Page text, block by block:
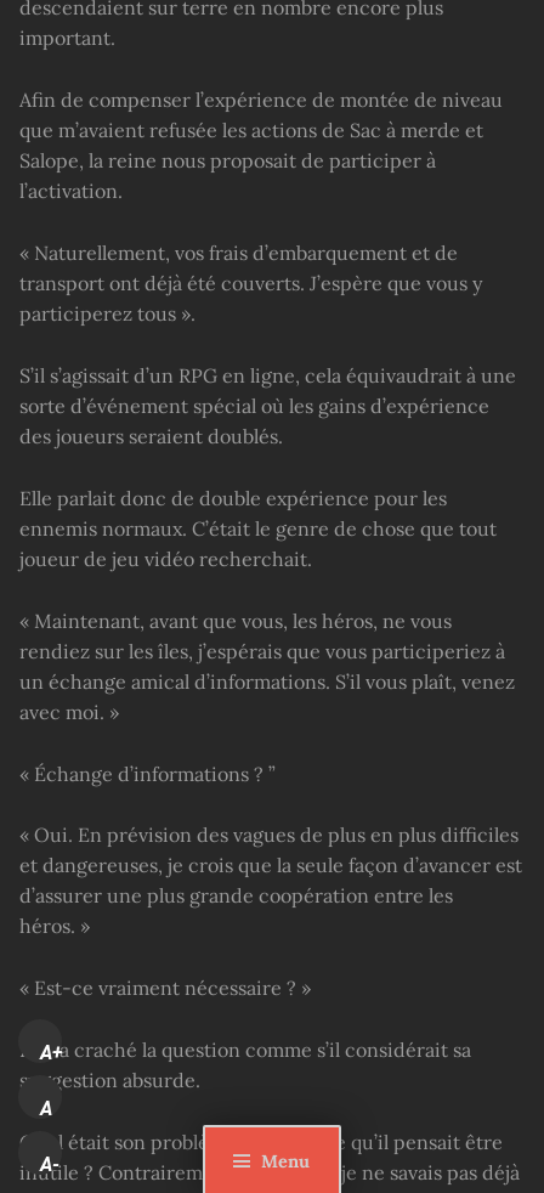
Menu
descendaient sur terre en nombre encore plus
important.
Afin de compenser l’expérience de montée de niveau
que m’avaient refusée les actions de Sac à merde et
Salope, la reine nous proposait de participer à
l’activation.
« Naturellement, vos frais d’embarquement et de
transport ont déjà été couverts. J’espère que vous y
participerez tous ».
S’il s’agissait d’un RPG en ligne, cela équivaudrait à une
sorte d’événement spécial où les gains d’expérience
des joueurs seraient doublés.
Elle parlait donc de double expérience pour les
ennemis normaux. C’était le genre de chose que tout
joueur de jeu vidéo recherchait.
« Maintenant, avant que vous, les héros, ne vous
rendiez sur les îles, j’espérais que vous participeriez à
un échange amical d’informations. S’il vous plaît, venez
avec moi. »
« Échange d’informations ? ”
« Oui. En prévision des vagues de plus en plus difficiles
et dangereuses, je crois que la seule façon d’avancer est
d’assurer une plus grande coopération entre les
héros. »
« Est-ce vraiment nécessaire ? »
Ren a craché la question comme s’il considérait sa
suggestion absurde.
Quel était son problème ? Qu’est-ce qu’il pensait être
inutile ? Contrairement aux autres, je ne savais pas déjà
A+
A
A-